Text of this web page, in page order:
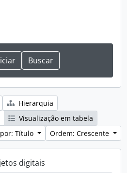
Hierarquia
Visualização em tabela
Título
Ordem: Crescente
digitais